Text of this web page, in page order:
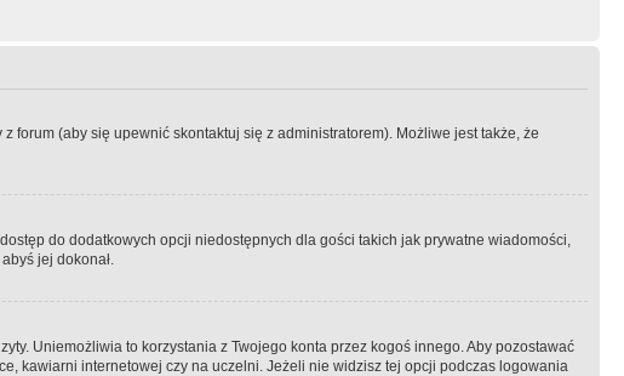
forum (aby się upewnić skontaktuj się z administratorem). Możliwe jest także, że
do dodatkowych opcji niedostępnych dla gości takich jak prywatne wiadomości,
jej dokonał.
Uniemożliwia to korzystania z Twojego konta przez kogoś innego. Aby pozostawać
kawiarni internetowej czy na uczelni. Jeżeli nie widzisz tej opcji podczas logowania